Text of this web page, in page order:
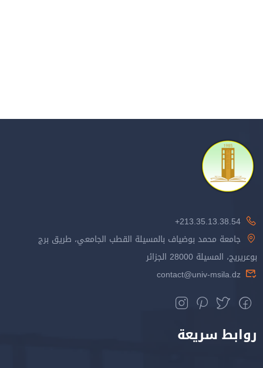
213.35.13.38.54+
جامعة محمد بوضياف بالمسيلة القطب الجامعي، طريق برج
بوعريريج، المسيلة 28000 الجزائر
contact@univ-msila.dz
روابط سريعة